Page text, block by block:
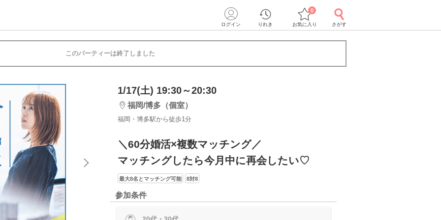
ログイン りれき お気に入り
0
さがす
このパーティーは終了しました
1/17(土) 19:30～20:30
福岡/博多（個室）
福岡・博多駅から徒歩1分
＼60分婚活×複数マッチング／
マッチングしたら今月中に再会したい♡
最大8名とマッチング可能 8対8
参加条件